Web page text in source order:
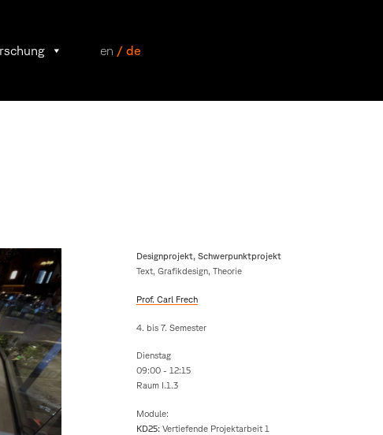
en / de
Designprojekt, Schwerpunktprojekt
Text, Grafikdesign, Theorie
Prof. Carl Frech
4. bis 7. Semester
Dienstag
09:00 - 12:15
Raum I.1.3
Module:
KD25: Vertiefende Projektarbeit 1